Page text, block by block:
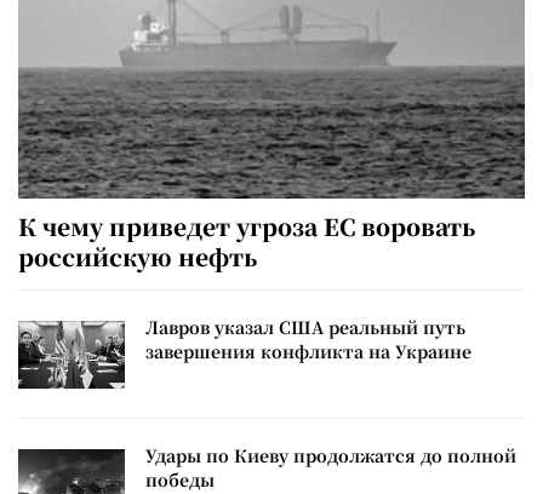
К чему приведет угроза ЕС воровать
российскую нефть
Лавров указал США реальный путь
завершения конфликта на Украине
Удары по Киеву продолжатся до полной
победы